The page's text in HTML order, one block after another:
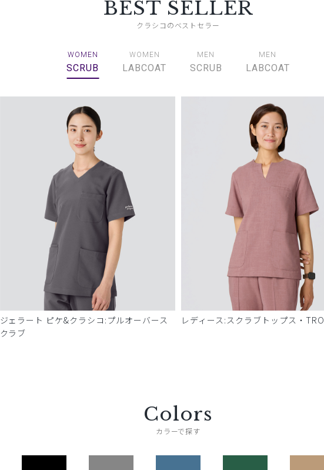
BEST SELLER
クラシコのベストセラー
WOMEN
SCRUB
WOMEN
LABCOAT
MEN
SCRUB
MEN
LABCOAT
ジェラート ピケ&クラシコ:プルオーバース
クラブ
レディース:スクラブトップス・TRO
Colors
カラーで探す